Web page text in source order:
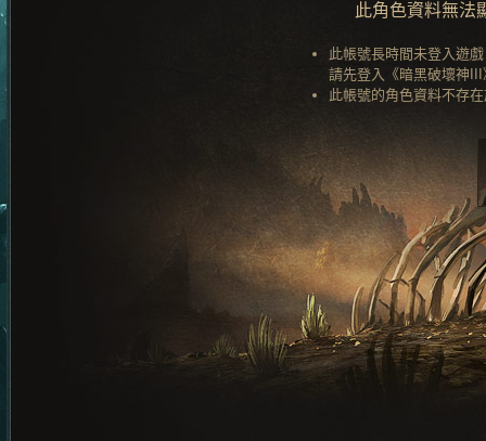
此角色資料無法
此帳號長時間未登入遊
請先登入《暗黑破壞神III
此帳號的角色資料不存